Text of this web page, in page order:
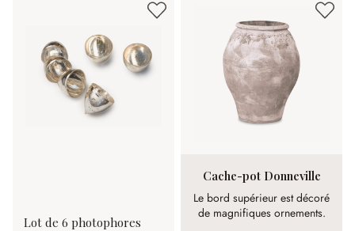
Lot de 6 photophores
Cache-pot Donneville
Le bord supérieur est décoré
de magnifiques ornements.